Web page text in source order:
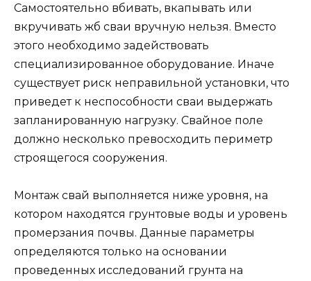
Самостоятельно вбивать, вкапывать или
вкручивать жб сваи вручную нельзя. Вместо
этого необходимо задействовать
специализированное оборудование. Иначе
существует риск неправильной установки, что
приведет к неспособности сваи выдержать
запланированную нагрузку. Свайное поле
должно несколько превосходить периметр
строящегося сооружения.
Монтаж свай выполняется ниже уровня, на
котором находятся грунтовые воды и уровень
промерзания почвы. Данные параметры
определяются только на основании
проведенных исследований грунта на